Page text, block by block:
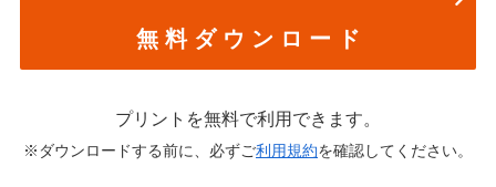
無 料 ダ ウ ン ロ ー ド
プリントを無料で利用できます。
※ダウンロードする前に、必ずご利用規約を確認してください。